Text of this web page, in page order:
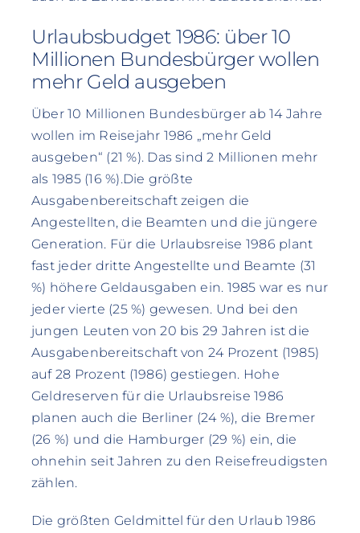
Urlaubsbudget 1986: über 10
Millionen Bundesbürger wollen
mehr Geld ausgeben
Über 10 Millionen Bundesbürger ab 14 Jahre
wollen im Reisejahr 1986 „mehr Geld
ausgeben“ (21 %). Das sind 2 Millionen mehr
als 1985 (16 %).Die größte
Ausgabenbereitschaft zeigen die
Angestellten, die Beamten und die jüngere
Generation. Für die Urlaubsreise 1986 plant
fast jeder dritte Angestellte und Beamte (31
%) höhere Geldausgaben ein. 1985 war es nur
jeder vierte (25 %) gewesen. Und bei den
jungen Leuten von 20 bis 29 Jahren ist die
Ausgabenbereitschaft von 24 Prozent (1985)
auf 28 Prozent (1986) gestiegen. Hohe
Geldreserven für die Urlaubsreise 1986
planen auch die Berliner (24 %), die Bremer
(26 %) und die Hamburger (29 %) ein, die
ohnehin seit Jahren zu den Reisefreudigsten
zählen.
Die größten Geldmittel für den Urlaub 1986